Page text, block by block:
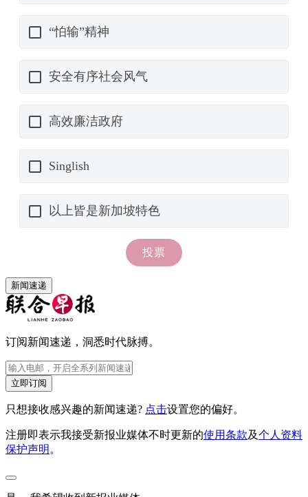
新闻速递
订阅新闻速递，洞悉时代脉搏。
立即订阅
只想接收感兴趣的新闻速递? 点击设置您的偏好。
注册即表示我接受新报业媒体不时更新的使用条款及个人资料
保护声明 。